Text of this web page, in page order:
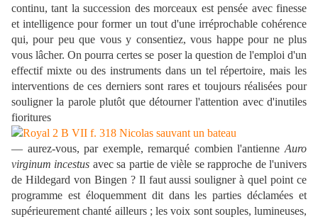
continu, tant la succession des morceaux est pensée avec finesse
et intelligence pour former un tout d'une irréprochable cohérence
qui, pour peu que vous y consentiez, vous happe pour ne plus
vous lâcher. On pourra certes se poser la question de l'emploi d'un
effectif mixte ou des instruments dans un tel répertoire, mais les
interventions de ces derniers sont rares et toujours réalisées pour
souligner la parole plutôt que détourner l'attention avec d'inutiles
fioritures
— aurez-vous, par exemple, remarqué combien l'antienne Auro
virginum incestus avec sa partie de vièle se rapproche de l'univers
de Hildegard von Bingen ? Il faut aussi souligner à quel point ce
programme est éloquemment dit dans les parties déclamées et
supérieurement chanté ailleurs ; les voix sont souples, lumineuses,